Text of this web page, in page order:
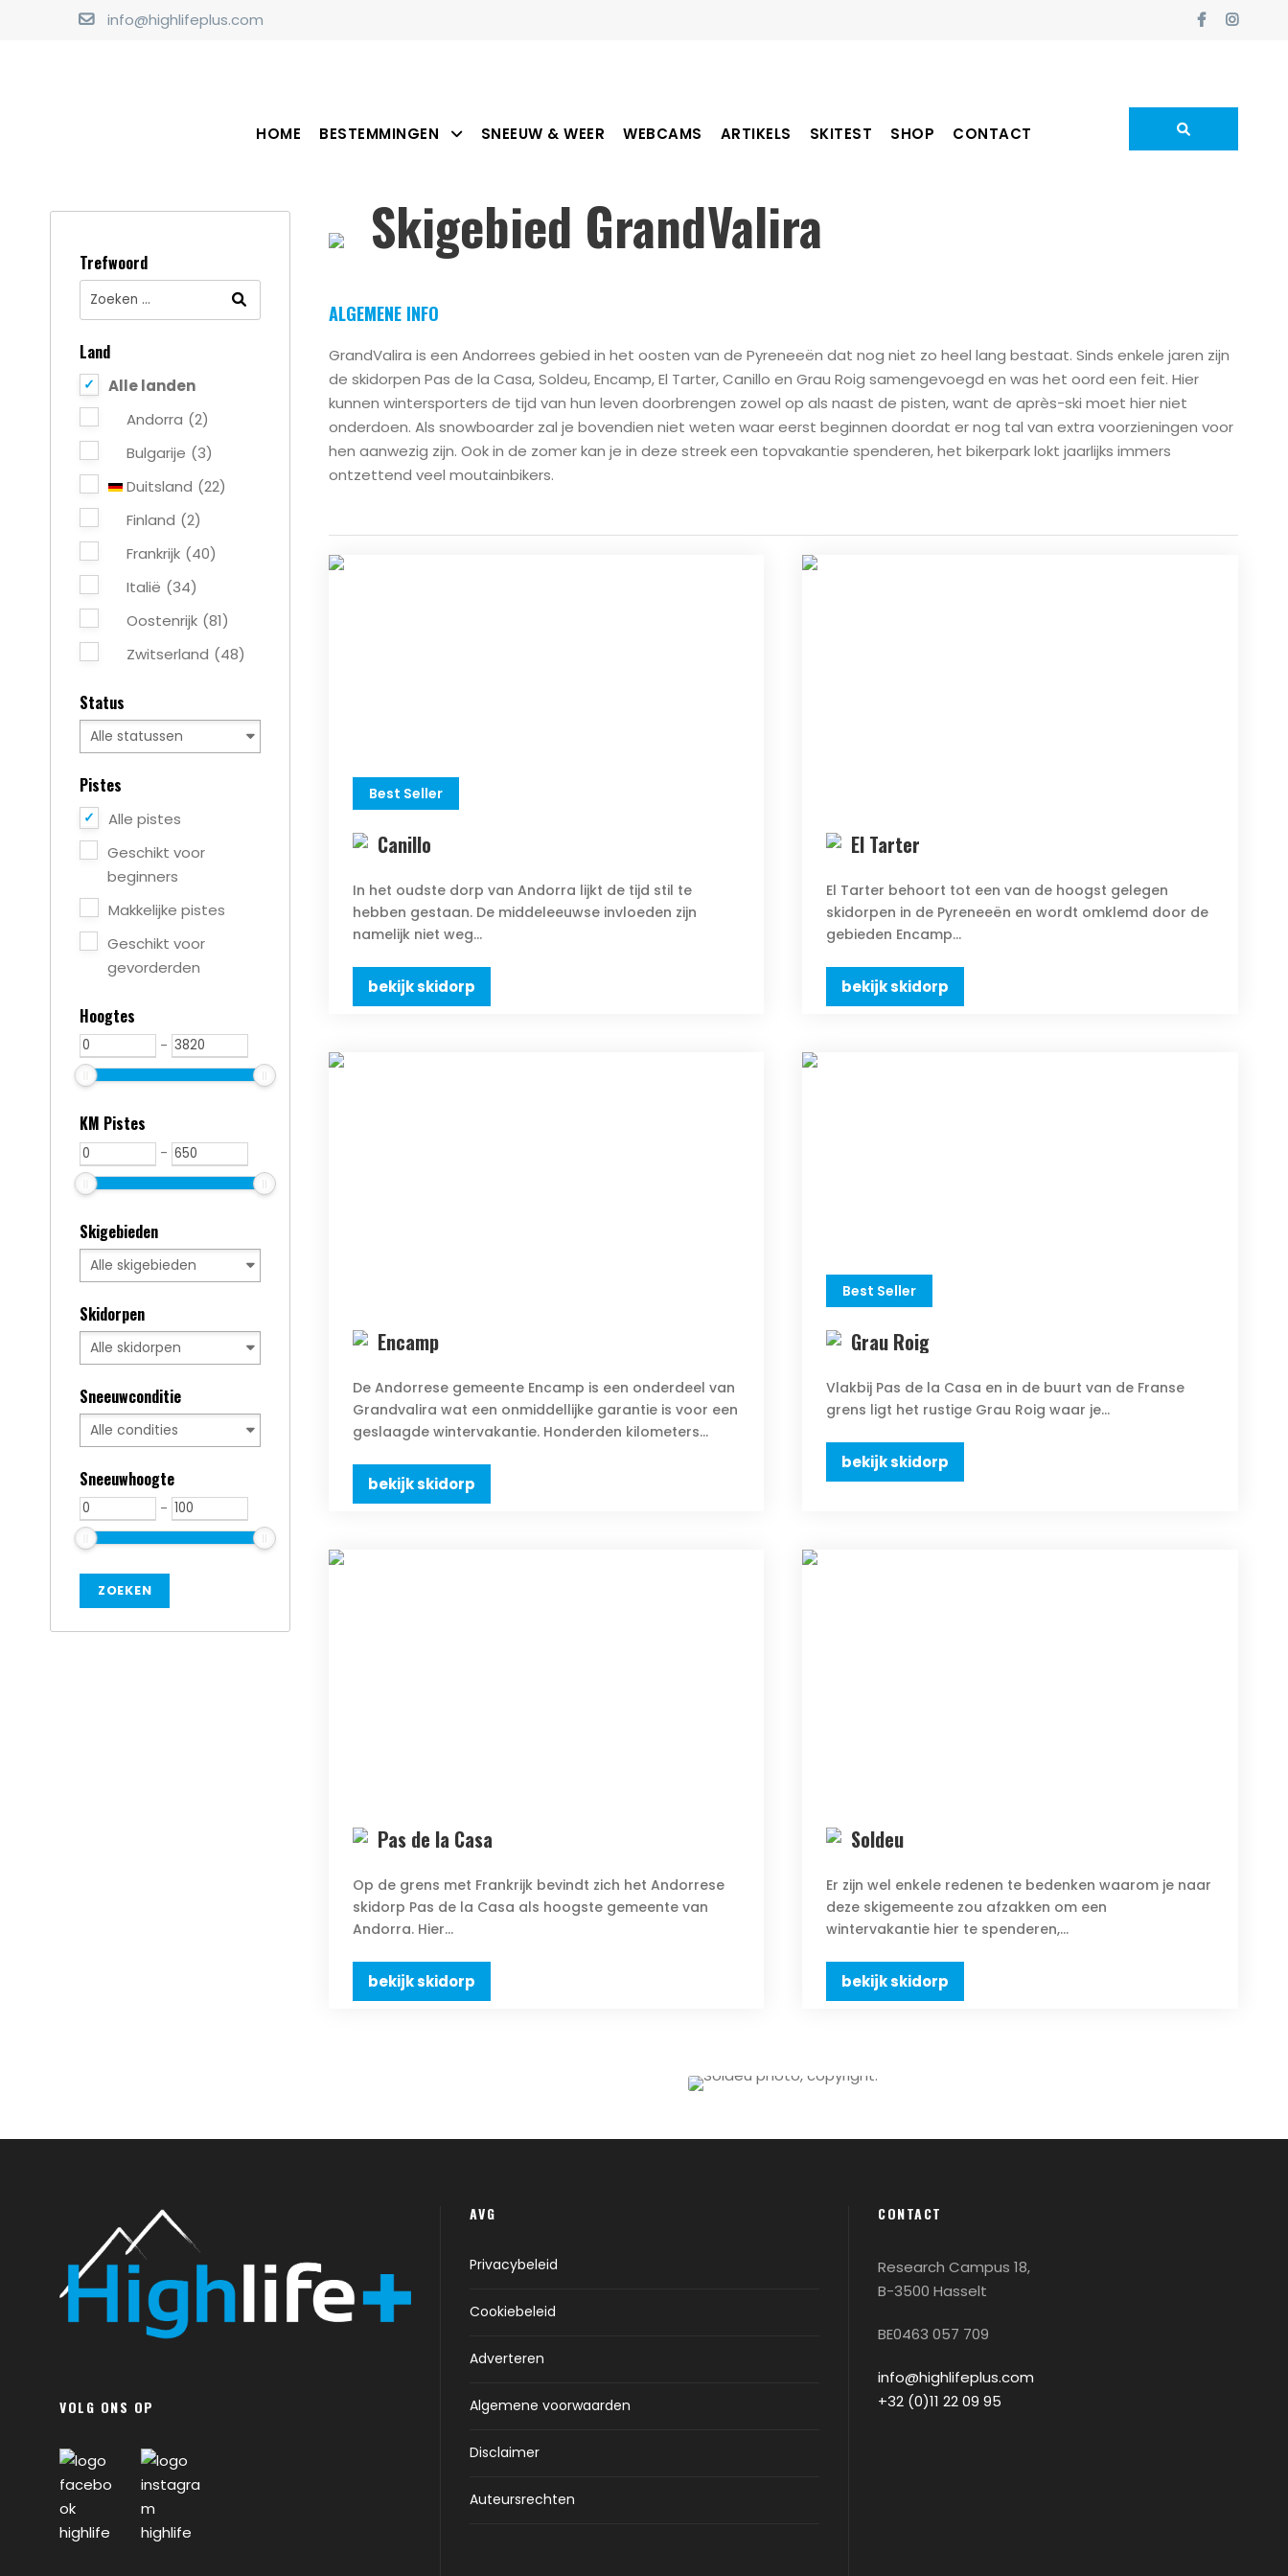
info@highlifeplus.com
HOME BESTEMMINGEN SNEEUW & WEER WEBCAMS ARTIKELS SKITEST SHOP CONTACT
Skigebied GrandValira
ALGEMENE INFO
GrandValira is een Andorrees gebied in het oosten van de Pyreneeën dat nog niet zo heel lang bestaat. Sinds enkele jaren zijn
de skidorpen Pas de la Casa, Soldeu, Encamp, El Tarter, Canillo en Grau Roig samengevoegd en was het oord een feit. Hier
kunnen wintersporters de tijd van hun leven doorbrengen zowel op als naast de pisten, want de après-ski moet hier niet
onderdoen. Als snowboarder zal je bovendien niet weten waar eerst beginnen doordat er nog tal van extra voorzieningen voor
hen aanwezig zijn. Ook in de zomer kan je in deze streek een topvakantie spenderen, het bikerpark lokt jaarlijks immers
ontzettend veel moutainbikers.
Best Seller
Canillo
In het oudste dorp van Andorra lijkt de tijd stil te
hebben gestaan. De middeleeuwse invloeden zijn
namelijk niet weg...
bekijk skidorp
El Tarter
El Tarter behoort tot een van de hoogst gelegen
skidorpen in de Pyreneeën en wordt omklemd door de
gebieden Encamp...
bekijk skidorp
Encamp
De Andorrese gemeente Encamp is een onderdeel van
Grandvalira wat een onmiddellijke garantie is voor een
geslaagde wintervakantie. Honderden kilometers...
bekijk skidorp
Best Seller
Grau Roig
Vlakbij Pas de la Casa en in de buurt van de Franse
grens ligt het rustige Grau Roig waar je...
bekijk skidorp
Pas de la Casa
Op de grens met Frankrijk bevindt zich het Andorrese
skidorp Pas de la Casa als hoogste gemeente van
Andorra. Hier...
bekijk skidorp
Soldeu
Er zijn wel enkele redenen te bedenken waarom je naar
deze skigemeente zou afzakken om een
wintervakantie hier te spenderen,...
bekijk skidorp
Trefwoord
Land
Alle landen
Andorra (2)
Bulgarije (3)
Duitsland (22)
Finland (2)
Frankrijk (40)
Italië (34)
Oostenrijk (81)
Zwitserland (48)
Status
Pistes
Alle pistes
Geschikt voor
beginners
Makkelijke pistes
Geschikt voor
gevorderden
Hoogtes
-
KM Pistes
-
Skigebieden
Skidorpen
Sneeuwconditie
Sneeuwhoogte
-
VOLG ONS OP
AVG
Privacybeleid
Cookiebeleid
Adverteren
Algemene voorwaarden
Disclaimer
Auteursrechten
CONTACT
Research Campus 18,
B-3500 Hasselt
BE0463 057 709
info@highlifeplus.com
+32 (0)11 22 09 95